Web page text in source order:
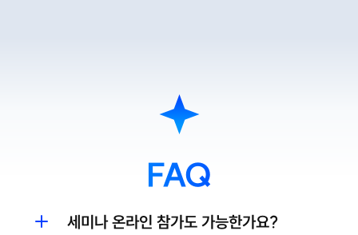
FAQ
세미나 온라인 참가도 가능한가요?